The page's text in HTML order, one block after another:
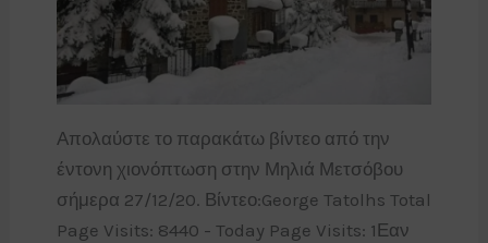
Απολαύστε το παρακάτω βίντεο από την
έντονη χιονόπτωση στην Μηλιά Μετσόβου
σήμερα 27/12/20. Βίντεο:George Tatolhs Total
Page Visits: 8440 - Today Page Visits: 1Εαν